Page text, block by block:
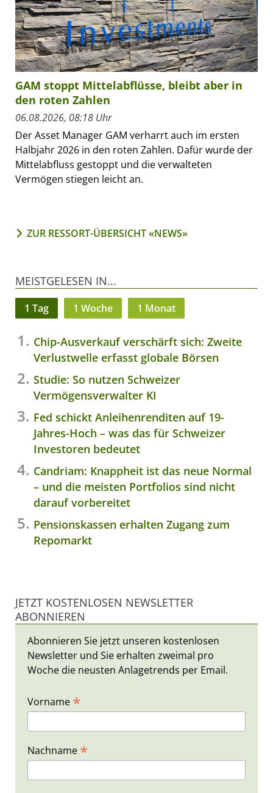
GAM stoppt Mittelabflüsse, bleibt aber in
den roten Zahlen
06.08.2026, 08:18 Uhr
Der Asset Manager GAM verharrt auch im ersten
Halbjahr 2026 in den roten Zahlen. Dafür wurde der
Mittelabfluss gestoppt und die verwalteten
Vermögen stiegen leicht an.
ZUR RESSORT-ÜBERSICHT «NEWS»
MEISTGELESEN IN...
1 Tag 1 Woche 1 Monat
Chip-Ausverkauf verschärft sich: Zweite
Verlustwelle erfasst globale Börsen
Studie: So nutzen Schweizer
Vermögensverwalter KI
Fed schickt Anleihenrenditen auf 19-
Jahres-Hoch – was das für Schweizer
Investoren bedeutet
Candriam: Knappheit ist das neue Normal
– und die meisten Portfolios sind nicht
darauf vorbereitet
Pensionskassen erhalten Zugang zum
Repomarkt
JETZT KOSTENLOSEN NEWSLETTER
ABONNIEREN
Abonnieren Sie jetzt unseren kostenlosen
Newsletter und Sie erhalten zweimal pro
Woche die neusten Anlagetrends per Email.
Vorname *
Nachname *